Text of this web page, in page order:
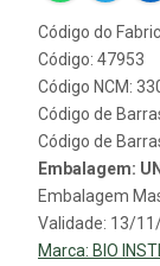
Código do
Código: 47953
Código NCM:
Código de
Código de
Embalagem: UN
Embalagem
Validade: 13/
Marca: BIO